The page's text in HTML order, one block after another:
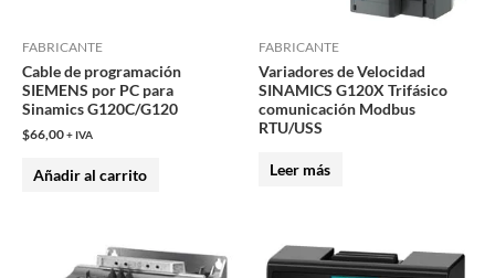
FABRICANTE
Cable de programación
SIEMENS por PC para
Sinamics G120C/G120
$66,00+ IVA
Añadir al carrito
FABRICANTE
Variadores de Velocidad
SINAMICS G120X Trifásico
comunicación Modbus
RTU/USS
Leer más